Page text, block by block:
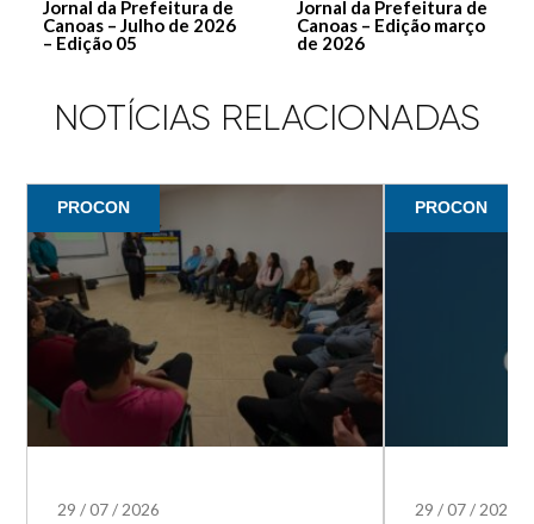
Jornal da Prefeitura de
Canoas – Julho de 2026
– Edição 05
Jornal da Prefeitura de
Canoas – Edição março
de 2026
NOTÍCIAS RELACIONADAS
PROCON
29/07/ 2026
PROCON
29/07/ 2026